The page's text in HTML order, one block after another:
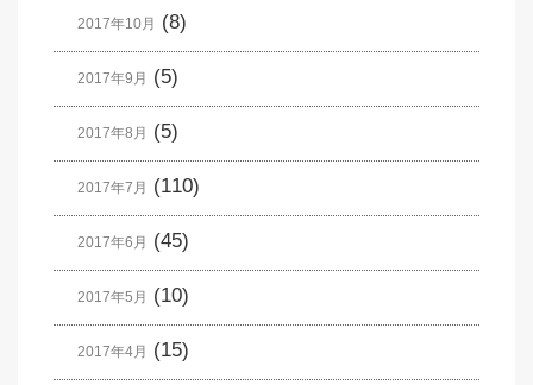
2017年10月 (8)
2017年9月 (5)
2017年8月 (5)
2017年7月 (110)
2017年6月 (45)
2017年5月 (10)
2017年4月 (15)